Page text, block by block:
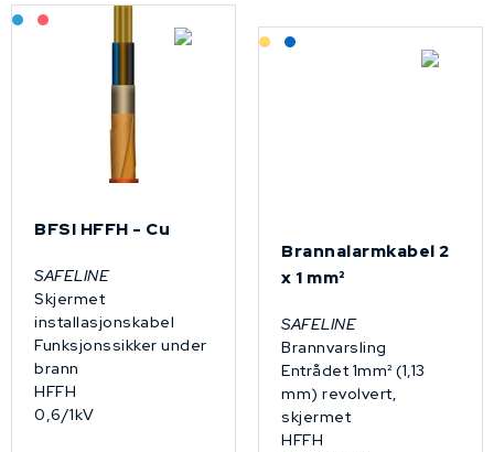
Bestilling: 2-3 uker
BFSI HFFH - Cu
SAFELINE
Skjermet
installasjonskabel
Funksjonssikker under
brann
HFFH
0,6/1kV
Lagerført: Grossist
Brannalarmkabel 2
x 1 mm²
SAFELINE
Brannvarsling
Entrådet 1mm² (1,13
mm) revolvert,
skjermet
HFFH